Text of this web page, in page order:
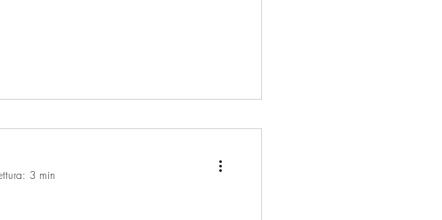
una mente mobile, non caotica,
3 min